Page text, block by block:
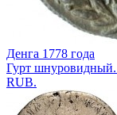
Денга 1778 года
Гурт шнуровидный.
RUB.